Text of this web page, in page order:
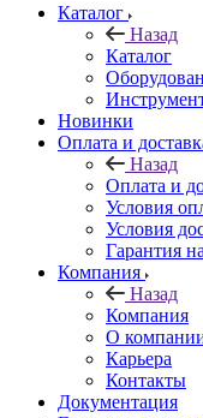
Каталог
Назад
Каталог
Новинки
Оплата и
Назад
Оплата и
Условия
Условия
Гарантия
Компания
Назад
Компания
О
Карьера
Контакты
Документация